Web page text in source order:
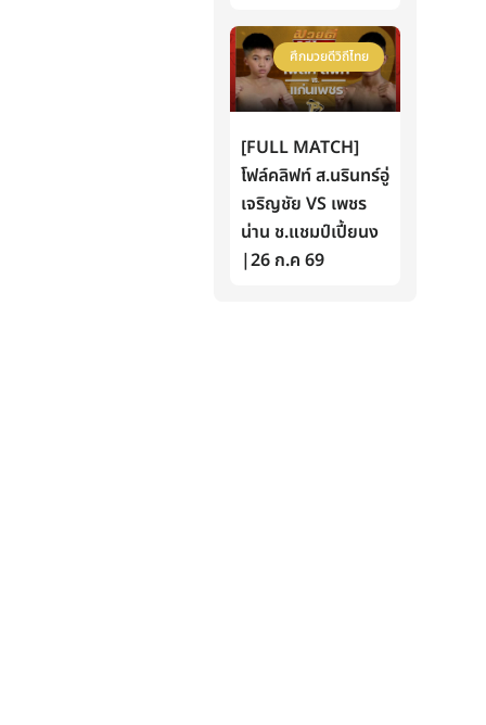
ศึกมวยดีวิถีไทย
[FULL MATCH]
โฟล์คลิฟท์ ส.นรินทร์อู่
เจริญชัย VS เพชร
น่าน ช.แชมป์เปี้ยนง
|26 ก.ค 69